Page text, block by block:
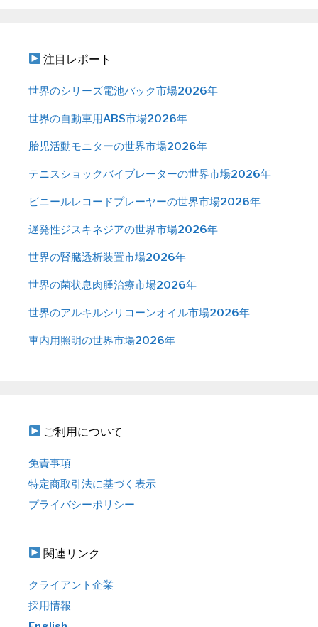
注目レポート
世界のシリーズ電池パック市場2026年
世界の自動車用ABS市場2026年
胎児活動モニターの世界市場2026年
テニスショックバイブレーターの世界市場2026年
ビニールレコードプレーヤーの世界市場2026年
遅発性ジスキネジアの世界市場2026年
世界の腎臓透析装置市場2026年
世界の菌状息肉腫治療市場2026年
世界のアルキルシリコーンオイル市場2026年
車内用照明の世界市場2026年
ご利用について
免責事項
特定商取引法に基づく表示
プライバシーポリシー
関連リンク
クライアント企業
採用情報